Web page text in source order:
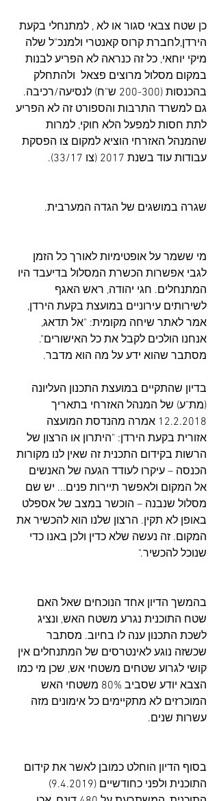
כן שטח צבאי סגור או לא , למתנחלי בקעת
הירדן,לחברת קרוס קאנטרי ולמנכ"ל שלה
מיקי יוחאי, כל זה כנראה לא הפריע לבנות
במקום מסלול מרוצים פצאל  ולהתחלק
בהכנסות (200-300 ש"ח) לנסיעה/רכיבה.
גם למשרד התרבות והספורט זה לא הפריע
לתת חסות למפעל הלא חוקי, למרות
שהמנהל האזרחי הוציא למקום צו הפסקת
עבודות עוד בשנת 2017 (צו 33/17).
שגרה במושגים של הגדה המערבית.
מי ששמר על אופטימיות לאורך כל הזמן
לגבי אפשרות הכשרת המסלול בדיעבד היו
המתנחלים. חגי יהודה, ראש האגף
לשירותים עירוניים במועצת בקעת הירדן,
אמר לאתר שיחה מקומית: "אל תדאג,
אנחנו הולכים לקבל את כל האישורים".
מסתבר שהוא ידע על מה הוא מדבר.
בדיון שהתקיים במועצת התכנון העליונה
(מת"ע) של המנהל האזרחי בתאריך
12.2.2018 אמרה מהנדסת המועצה
אזורית בקעת הירדן: "היתרון או הרצון של
הרשות בקידום התכנית זה שאין לנו מקורות
הכנסה – עיקרו לעודד הגעה של האנשים
אל המקום ולאפשר תיירות פנים... יש שם
מסלול שנבנה – הוכשר במצב של אספלט
באופן לא תקין. הרצון שלנו הוא להכשיר את
המקום. זה נעשה שלא כדין ולכן באנו כדי
שנוכל להכשיר."
בהמשך הדיון אחד הנוכחים שאל האם
שטח התוכנית נגרע משטח האש, ונציג
לשכת התכנון ענה לו בחיוב. מסתבר
שכשזה נוגע לאינטרסים של המתנחלים אין
קושי לגרוע שטחים משטחי אש, שכן מי כמו
הצבא יודע שסביב 80% משטחי האש
המוכרזים לא מתקיימים כל אימונים מזה
עשרות שנים.
בסוף הדיון הוחלט כמובן לאשר את קידום
התוכנית ולפני כחודשיים (9.4.2019)